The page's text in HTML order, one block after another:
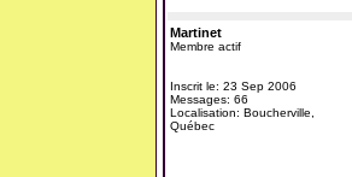
Martinet
Membre actif
Inscrit le: 23 Sep 2006
Messages: 66
Localisation: Boucherville,
Québec